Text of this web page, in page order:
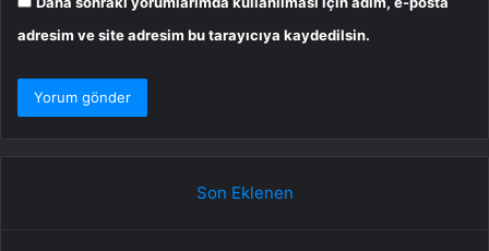
adresim ve site adresim bu tarayıcıya kaydedilsin.
Son Eklenen